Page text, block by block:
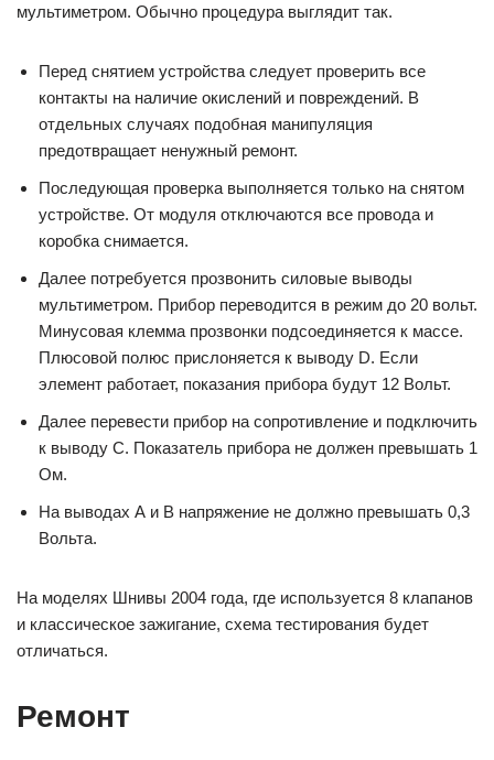
мультиметром. Обычно процедура выглядит так.
Перед снятием устройства следует проверить все
контакты на наличие окислений и повреждений. В
отдельных случаях подобная манипуляция
предотвращает ненужный ремонт.
Последующая проверка выполняется только на снятом
устройстве. От модуля отключаются все провода и
коробка снимается.
Далее потребуется прозвонить силовые выводы
мультиметром. Прибор переводится в режим до 20 вольт.
Минусовая клемма прозвонки подсоединяется к массе.
Плюсовой полюс прислоняется к выводу D. Если
элемент работает, показания прибора будут 12 Вольт.
Далее перевести прибор на сопротивление и подключить
к выводу С. Показатель прибора не должен превышать 1
Ом.
На выводах А и В напряжение не должно превышать 0,3
Вольта.
На моделях Шнивы 2004 года, где используется 8 клапанов
и классическое зажигание, схема тестирования будет
отличаться.
Ремонт